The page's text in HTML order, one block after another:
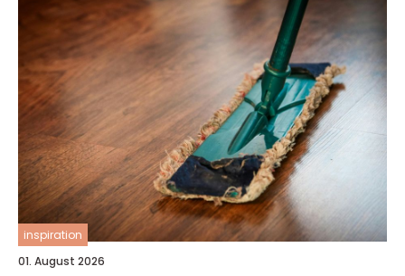
inspiration
01. August 2026